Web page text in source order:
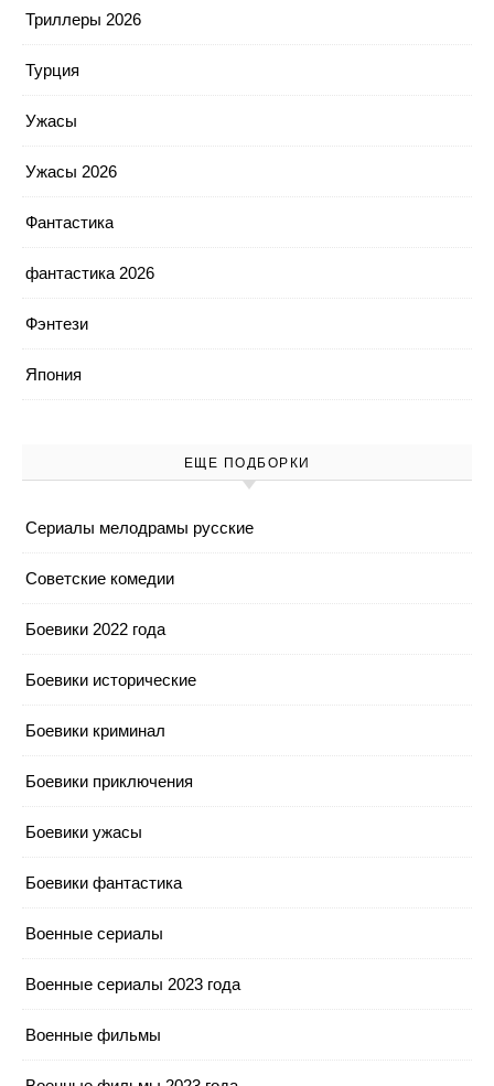
Триллеры 2026
Турция
Ужасы
Ужасы 2026
Фантастика
фантастика 2026
Фэнтези
Япония
ЕЩЕ ПОДБОРКИ
Cериалы мелодрамы русские
Cоветские комедии
Боевики 2022 года
Боевики исторические
Боевики криминал
Боевики приключения
Боевики ужасы
Боевики фантастика
Военные сериалы
Военные сериалы 2023 года
Военные фильмы